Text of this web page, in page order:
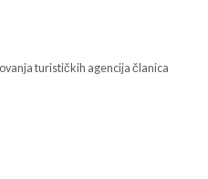
turističkih agencija članica